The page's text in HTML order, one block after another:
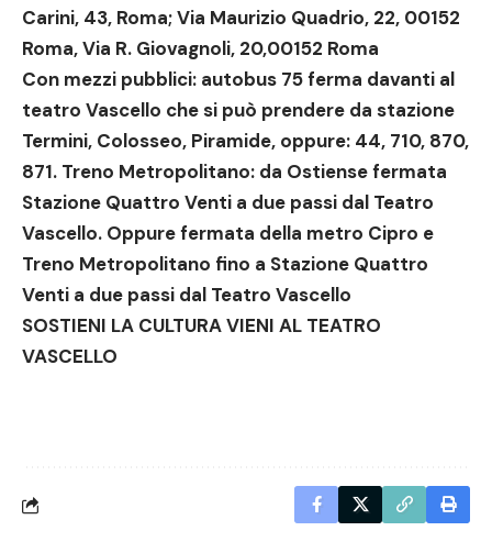
Carini, 43, Roma; Via Maurizio Quadrio, 22, 00152
Roma, Via R. Giovagnoli, 20,00152 Roma
Con mezzi pubblici: autobus 75 ferma davanti al
teatro Vascello che si può prendere da stazione
Termini, Colosseo, Piramide, oppure: 44, 710, 870,
871. Treno Metropolitano: da Ostiense fermata
Stazione Quattro Venti a due passi dal Teatro
Vascello. Oppure fermata della metro Cipro e
Treno Metropolitano fino a Stazione Quattro
Venti a due passi dal Teatro Vascello
SOSTIENI LA CULTURA VIENI AL TEATRO
VASCELLO